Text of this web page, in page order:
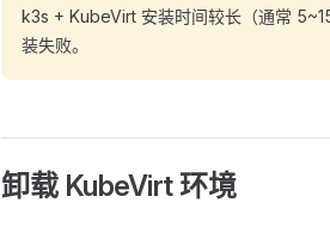
k3s + KubeVirt 安装时间较长（通常
装失败。
卸载 KubeVirt 环境